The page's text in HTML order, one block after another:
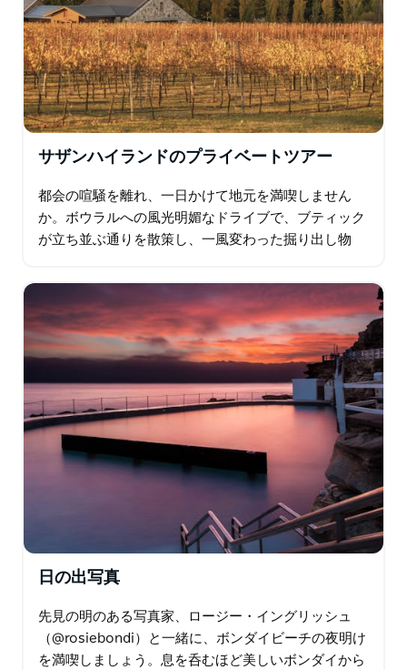
サザンハイランドのプライベートツアー
都会の喧騒を離れ、一日かけて地元を満喫しません
か。ボウラルへの風光明媚なドライブで、ブティック
が立ち並ぶ通りを散策し、一風変わった掘り出し物
建造物から活気あふれるフェスティバルまで…
日の出写真
先見の明のある写真家、ロージー・イングリッシュ
（@rosiebondi）と一緒に、ボンダイビーチの夜明け
を満喫しましょう。息を呑むほど美しいボンダイから